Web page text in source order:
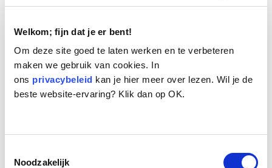
Welkom; fijn dat je er bent!
Om deze site goed te laten werken en te verbeteren
maken we gebruik van cookies. In
ons privacybeleid kan je hier meer over lezen. Wil je de
beste website-ervaring? Klik dan op OK.
Noodzakelijk
Naam: Loeky
Leeftijd: 11
Hoeveel dagen te gast geweest:
109 dagen